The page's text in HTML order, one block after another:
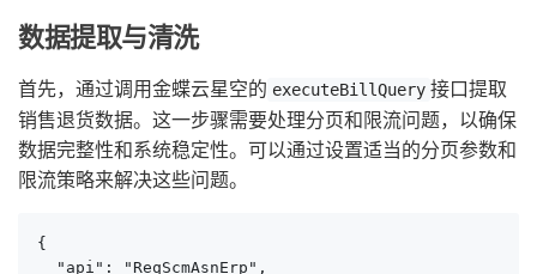
数据提取与清洗
首先，通过调用金蝶云星空的 executeBillQuery 接口提取
销售退货数据。这一步骤需要处理分页和限流问题，以确保
数据完整性和系统稳定性。可以通过设置适当的分页参数和
限流策略来解决这些问题。
{
  "api": "ReqScmAsnErp",